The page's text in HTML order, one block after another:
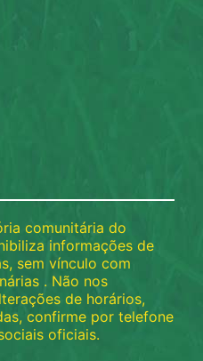
comunitária do
informações de
sem vínculo com
. Não nos
de horários,
confirme por telefone
oficiais.